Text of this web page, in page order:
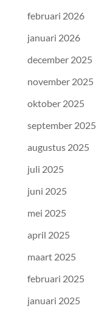
februari 2026
januari 2026
december 2025
november 2025
oktober 2025
september 2025
augustus 2025
juli 2025
juni 2025
mei 2025
april 2025
maart 2025
februari 2025
januari 2025